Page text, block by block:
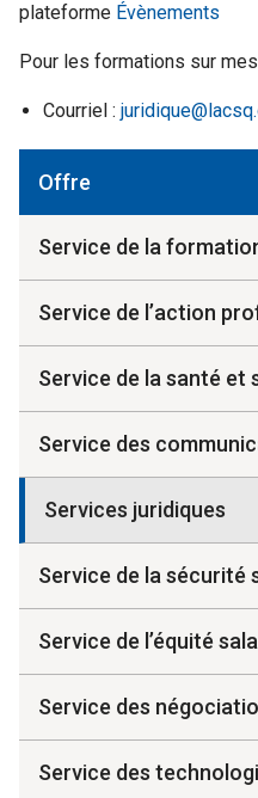
Offre
Service de la
Service de l’action
Service de la santé et
Service des
Services juridiques
Service de la sécurité
Service de l’équité
Service des
Service des
plateforme Évènements
Pour les formations sur
Courriel :